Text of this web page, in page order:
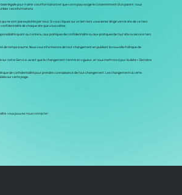
légale pour traiter vos informations et que votre pays exige le consentement d’un parent, nous
ces informations.
ne sont pas exploités par nous. Si vous cliquez sur un lien tiers, vous serez dirigé vers le site de ce tiers.
de chaque site que vous visitez.
quant au contenu, aux politiques de confidentialité ou aux pratiques de tout site ou service tiers.
de temps à autre. Nous vous informerons de tout changement en publiant la nouvelle Politique de
sur notre Service, avant que le changement n’entre en vigueur, et nous mettrons à jour la date « Dernière
de confidentialité pour prendre connaissance de tout changement. Les changements à cette
sur cette page.
vous pouvez nous contacter :